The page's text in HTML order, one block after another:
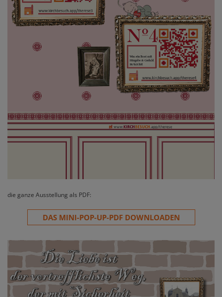
die ganze Ausstellung als PDF:
DAS MINI-POP-UP-PDF DOWNLOADEN